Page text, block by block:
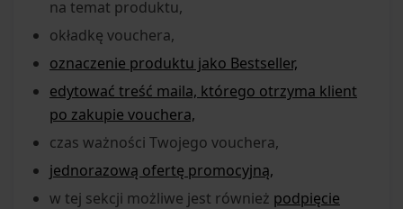
na temat produktu,
okładkę vouchera,
oznaczenie produktu jako Bestseller,
edytować treść maila, którego otrzyma klient
po zakupie vouchera,
czas ważności Twojego vouchera,
jednorazową ofertę promocyjną,
w tej sekcji możliwe jest również podpięcie